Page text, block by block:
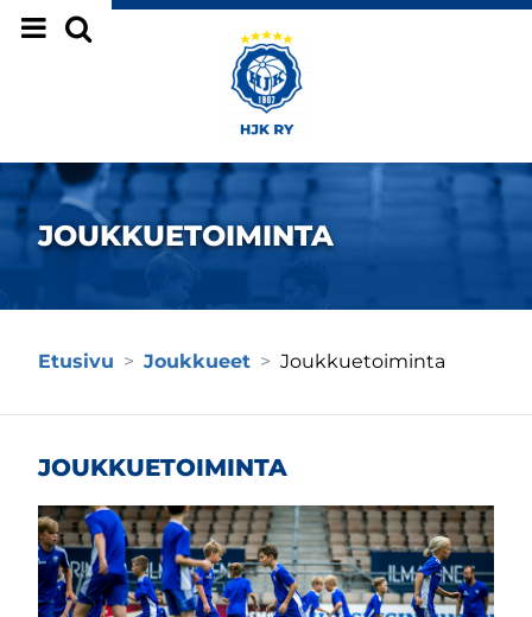
Siirry sivun sisältöön
JOUKKUETOIMINTA
Etusivu > Joukkueet > Joukkuetoiminta
JOUKKUETOIMINTA